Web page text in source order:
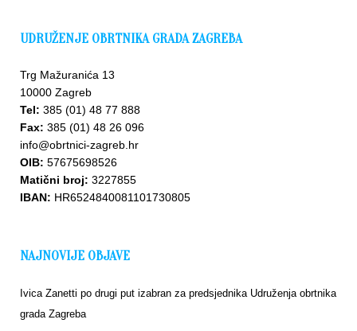
UDRUŽENJE OBRTNIKA GRADA ZAGREBA
Trg Mažuranića 13
10000 Zagreb
Tel: 385 (01) 48 77 888
Fax: 385 (01) 48 26 096
info@obrtnici-zagreb.hr
OIB: 57675698526
Matični broj: 3227855
IBAN: HR6524840081101730805
NAJNOVIJE OBJAVE
Ivica Zanetti po drugi put izabran za predsjednika Udruženja obrtnika
grada Zagreba